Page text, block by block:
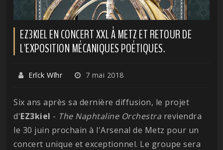
EZ3KIEL EN CONCERT XXL À METZ ET RETOUR DE
L'EXPOSITION MÉCANIQUES POÉTIQUES.
Erīck Wīhr 7 mai 2018
Six ans après sa dernière diffusion, le projet
d'EZ3kiel - The Naphtaline Orchestra reviendra
le 30 juin prochain à l'Arsenal de Metz pour un
concert unique et exceptionnel. Le groupe sera